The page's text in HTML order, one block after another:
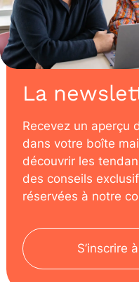
La
Recevez un aperçu
dans votre boîte
découvrir les
des conseils
réservées à notre
S’inscrire